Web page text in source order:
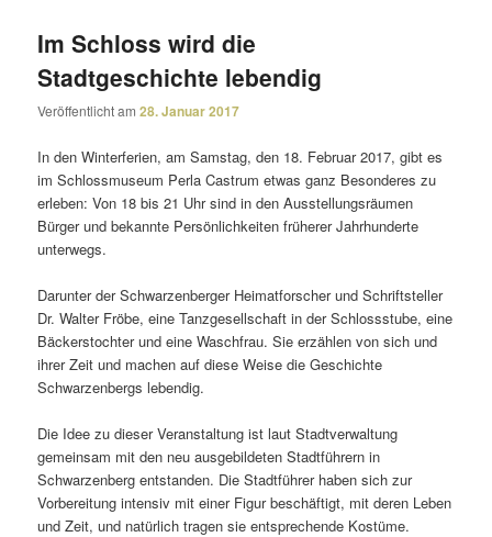
Im Schloss wird die
Stadtgeschichte lebendig
Veröffentlicht am28. Januar 2017
In den Winterferien, am Samstag, den 18. Februar 2017, gibt es
im Schlossmuseum Perla Castrum etwas ganz Besonderes zu
erleben: Von 18 bis 21 Uhr sind in den Ausstellungsräumen
Bürger und bekannte Persönlichkeiten früherer Jahrhunderte
unterwegs.
Darunter der Schwarzenberger Heimatforscher und Schriftsteller
Dr. Walter Fröbe, eine Tanzgesellschaft in der Schlossstube, eine
Bäckerstochter und eine Waschfrau. Sie erzählen von sich und
ihrer Zeit und machen auf diese Weise die Geschichte
Schwarzenbergs lebendig.
Die Idee zu dieser Veranstaltung ist laut Stadtverwaltung
gemeinsam mit den neu ausge­bil­deten Stadtführern in
Schwarzenberg entstanden. Die Stadtführer haben sich zur
Vorbereitung intensiv mit einer Figur beschäf­tigt, mit deren Leben
und Zeit, und natür­lich tragen sie entspre­chende Kostüme.